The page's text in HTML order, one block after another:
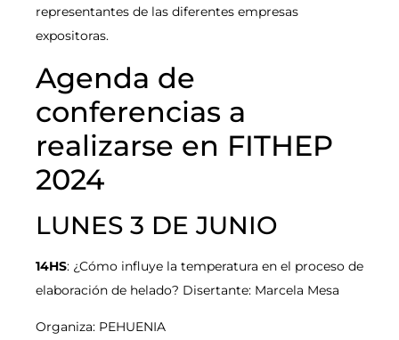
representantes de las diferentes empresas
expositoras.
Agenda de
conferencias a
realizarse en FITHEP
2024
LUNES 3 DE JUNIO
14HS: ¿Cómo influye la temperatura en el proceso de
elaboración de helado? Disertante: Marcela Mesa
Organiza: PEHUENIA